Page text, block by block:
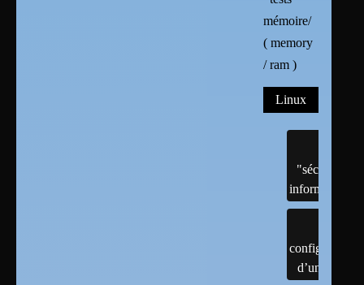
mémoire/
( memory
/ ram )
Linux
"sécurité"
informatique
configuration
d’un linux